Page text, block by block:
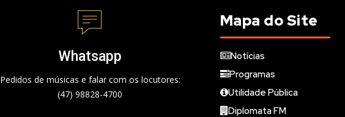
Whatsapp
Pedidos de músicas e falar com os locutores:
(47) 98828-4700
Mapa do Site
Notícias
Programas
Utilidade Pública
Diplomata FM